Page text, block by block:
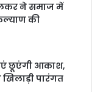
ने समाज में
की
छूएंगी आकाश,
पारंगत